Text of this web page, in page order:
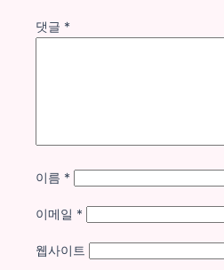
댓글 *
이름 *
이메일 *
웹사이트